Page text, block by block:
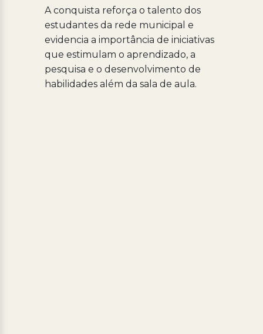
A conquista reforça o talento dos
estudantes da rede municipal e
evidencia a importância de iniciativas
que estimulam o aprendizado, a
pesquisa e o desenvolvimento de
habilidades além da sala de aula.